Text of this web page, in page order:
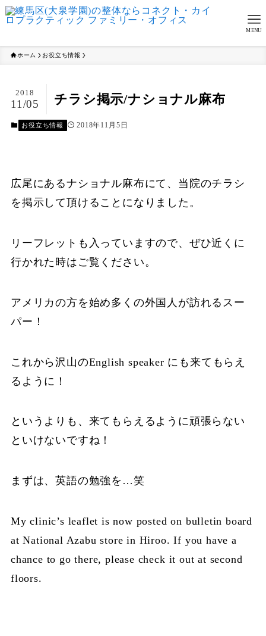
MENU
ホーム お役立ち情報
チラシ掲示/ナショナル麻布
2018
11/05
お役立ち情報 2018年11月5日
広尾にあるナショナル麻布にて、当院のチラシ
を掲示して頂けることになりました。
リーフレットも入っていますので、ぜひ近くに
行かれた時はご覧ください。
アメリカの方を始め多くの外国人が訪れるスー
パー！
これから沢山のEnglish speaker にも来てもらえ
るように！
というよりも、来てもらえるように頑張らない
といけないですね！
まずは、英語の勉強を…笑
My clinic’s leaflet is now posted on bulletin board
at National Azabu store in Hiroo. If you have a
chance to go there, please check it out at second
floors.